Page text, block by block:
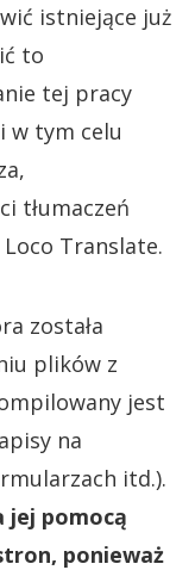
istniejące już
to
tej pracy
w tym celu
tłumaczeń
Translate.
została
plików z
jest
na
itd.).
jej pomocą
ponieważ